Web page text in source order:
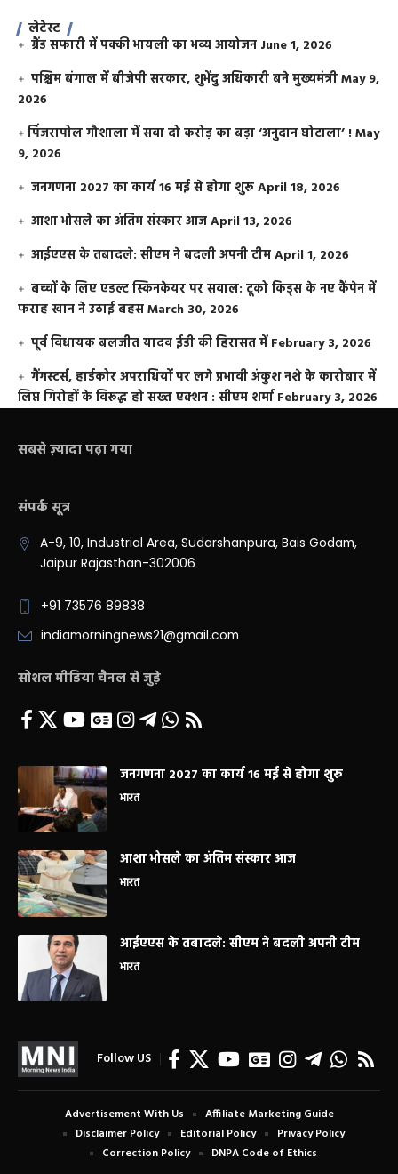
लेटेस्ट
ग्रैंड सफारी में पक्की भायली का भव्य आयोजन June 1, 2026
पश्चिम बंगाल में बीजेपी सरकार, शुभेंदु अधिकारी बने मुख्यमंत्रीMay 9,
2026
​पिंजरापोल गौशाला में सवा दो करोड़ का बड़ा ‘अनुदान घोटाला’ !May
9, 2026
जनगणना 2027 का कार्य 16 मई से होगा शुरूApril 18, 2026
आशा भोसले का अंतिम संस्कार आजApril 13, 2026
आईएएस के तबादले: सीएम ने बदली अपनी टीमApril 1, 2026
बच्चों के लिए एडल्ट स्किनकेयर पर सवाल: टूको किड्स के नए कैंपेन में
फराह खान ने उठाई बहसMarch 30, 2026
पूर्व विधायक बलजीत यादव ईडी की हिरासत में February 3, 2026
गैंगस्टर्स, हार्डकोर अपराधियों पर लगे प्रभावी अंकुश नशे के कारोबार में
लिप्त गिरोहों के विरूद्ध हो सख्त एक्शन : सीएम शर्मा February 3, 2026
सबसे ज़्यादा पढ़ा गया
संपर्क सूत्र
A-9, 10, Industrial Area, Sudarshanpura, Bais Godam,
Jaipur Rajasthan-302006
+91 73576 89838
indiamorningnews21@gmail.com
सोशल मीडिया चैनल से जुड़े
जनगणना 2027 का कार्य 16 मई से होगा शुरू
भारत
आशा भोसले का अंतिम संस्कार आज
भारत
आईएएस के तबादले: सीएम ने बदली अपनी टीम
भारत
Follow US
Advertisement With Us
Affiliate Marketing Guide
Disclaimer Policy
Editorial Policy
Privacy Policy
Correction Policy
DNPA Code of Ethics